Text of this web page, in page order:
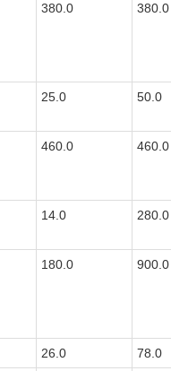
380.0 380.0
25.0 50.0
460.0 460.0
14.0 280.0
180.0 900.0
26.0 78.0